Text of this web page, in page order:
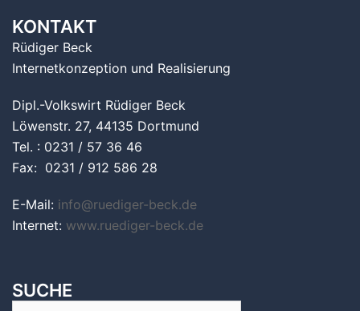
KONTAKT
Rüdiger Beck
Internetkonzeption und Realisierung
Dipl.-Volkswirt Rüdiger Beck
Löwenstr. 27, 44135 Dortmund
Tel. : 0231 / 57 36 46
Fax: 0231 / 912 586 28
E-Mail: info@ruediger-beck.de
Internet: www.ruediger-beck.de
SUCHE